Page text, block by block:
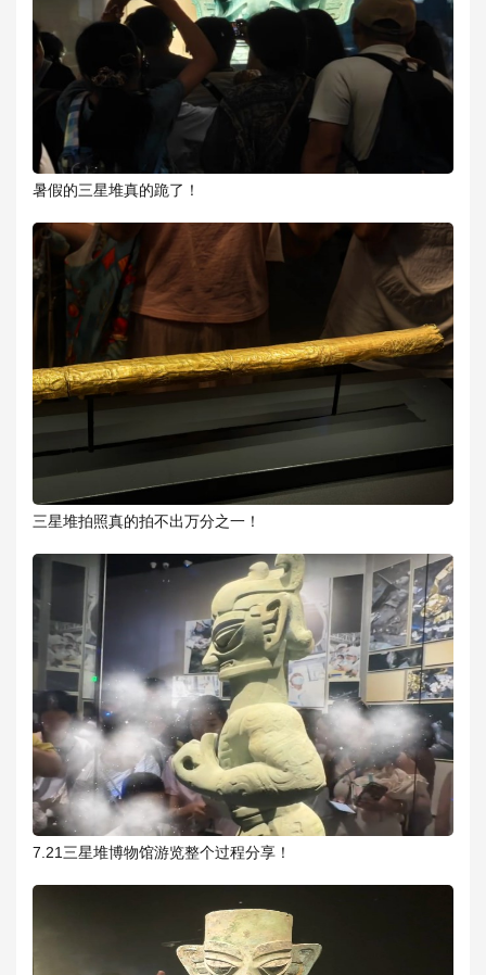
暑假的三星堆真的跪了！
三星堆拍照真的拍不出万分之一！
7.21三星堆博物馆游览整个过程分享！